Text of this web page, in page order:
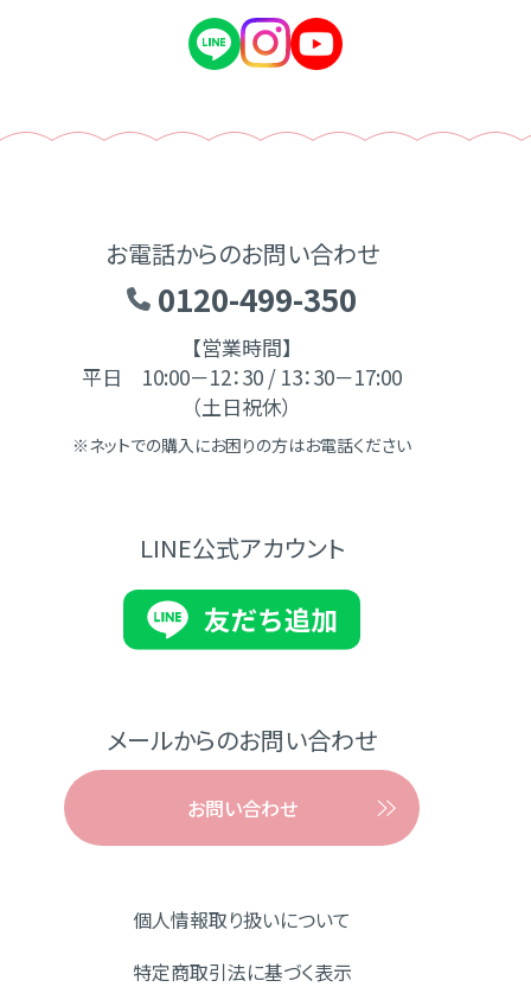
お電話からのお問い合わせ
0120-499-350
【営業時間】
平日 10:00－12：30 / 13：30－17:00
（土日祝休）
※ネットでの購入にお困りの方はお電話ください
LINE公式アカウント
メールからのお問い合わせ
お問い合わせ
個人情報取り扱いについて
特定商取引法に基づく表示